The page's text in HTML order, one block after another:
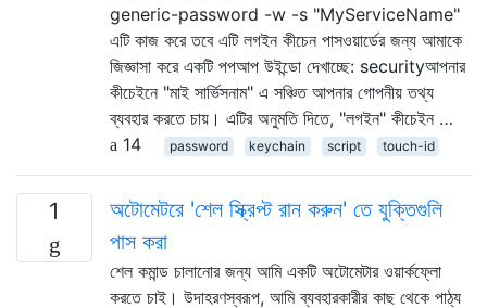
generic-password -w -s "MyServiceName"
এটি কাজ করে তবে এটি লগইন কীচেন পাসওয়ার্ডের জন্য আমাকে
জিজ্ঞাসা করে একটি পপআপ উইন্ডো দেখাচ্ছে: securityআপনার
কীচেইনে "মাই সার্ভিসনাম" এ সঞ্চিত আপনার গোপনীয় তথ্য
ব্যবহার করতে চায়। এটির অনুমতি দিতে, "লগইন" কীচেইন …
14
password keychain script touch-id
1
অটোমেটরে 'শেল স্ক্রিপ্ট রান করুন' তে যুক্তিগুলি
পাস করা
শেল কমান্ড চালানোর জন্য আমি একটি অটোমেটার ওয়ার্কফ্লো
করতে চাই। উদাহরণস্বরূপ, আমি ব্যবহারকারীর কাছ থেকে পাঠ্য